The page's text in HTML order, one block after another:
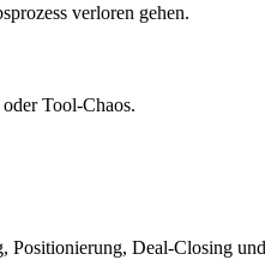
verloren gehen.
Tool-Chaos.
Positionierung, Deal-Closing